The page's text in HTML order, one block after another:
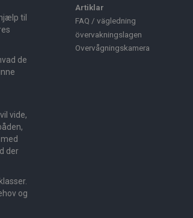
til
de
vide,
der
og
Artiklar
FAQ / vägledning
övervakningslagen
Overvågningskamera